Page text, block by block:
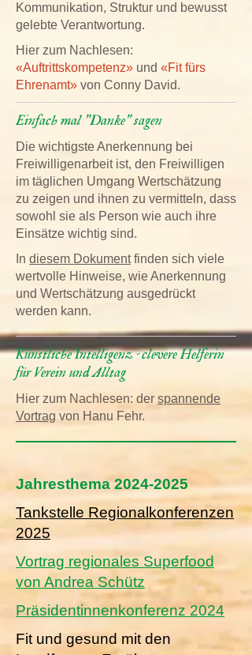
Kommunikation, Struktur und bewusst
gelebte Verantwortung.
Hier zum Nachlesen:
«Auftrittskompetenz» und «Fit fürs
Ehrenamt» von Conny David.
Einfach mal "Danke" sagen
Die wichtigste Anerkennung bei
Freiwilligenarbeit ist, den Freiwilligen
im täglichen Umgang Wertschätzung
zu zeigen und ihnen zu vermitteln, dass
sowohl sie als Person wie auch ihre
Einsätze wichtig sind.
In diesem Dokumentfinden sich viele
wertvolle Hinweise, wie Anerkennung
und Wertschätzung ausgedrückt
werden kann.
Künstliche Intelligenz - clevere Helferin
für Verein und Alltag
Hier zum Nachlesen: der spannende
Vortrag von Hanu Fehr.
Jahresthema2024-2025
Tankstelle Regionalkonferenzen
2025
Vortrag regionales Superfood
von Andrea Schütz
Präsidentinnenkonferenz 2024
​Fit und gesund mit den